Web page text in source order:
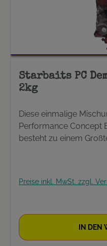
Starbaits PC
2kg
Diese einmalige
Performance Concept
besteht zu einem
bei den Tests im
und auch konstant ab.
Wassertemperaturen
Moment auf dem Markt
(Gewürz-Öle) und das
Preise inkl. MwSt. zzgl.
IN DEN